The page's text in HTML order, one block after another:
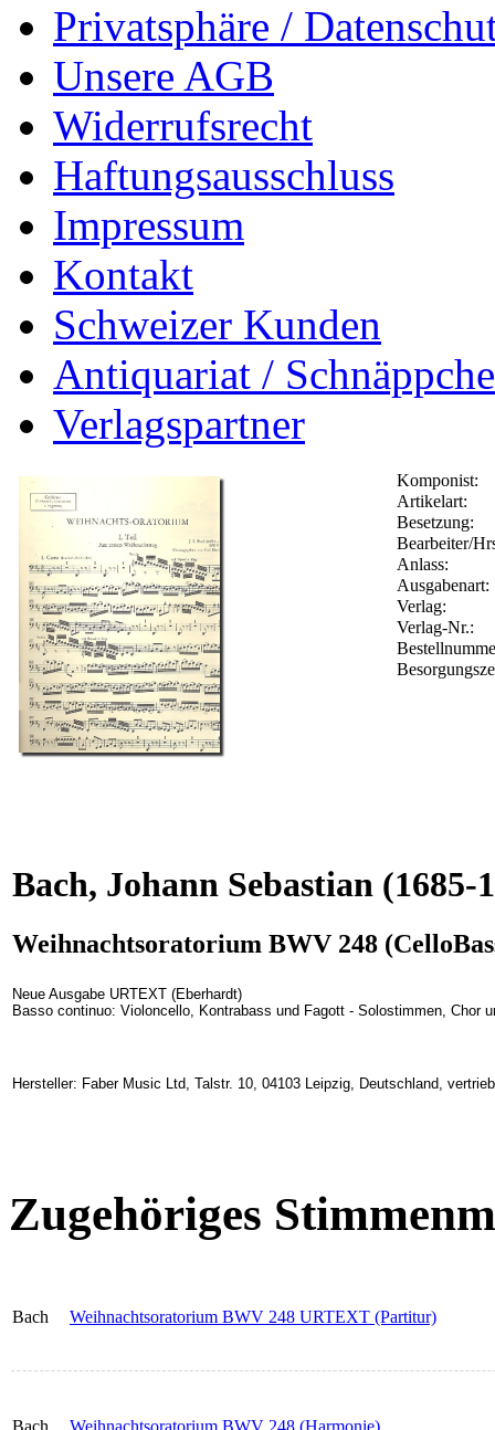
Privatsphäre /
Unsere AGB
Widerrufsrecht
Haftungsausschluss
Impressum
Kontakt
Schweizer Kunden
Antiquariat /
Verlagspartner
Komponist:
Artikelart:
Besetzung:
Bearbeiter/
Anlass:
Ausgabenart:
Verlag:
Verlag-Nr.:
Bach, Johann Sebastian (1685-
Weihnachtsoratorium BWV 248
Neue Ausgabe URTEXT (Eberhardt)
Basso continuo: Violoncello, Kontrabass und Fagott - Solostimmen, Chor
Hersteller: Faber Music Ltd, Talstr. 10, 04103 Leipzig, Deutschland,
Zugehöriges
Bach Weihnachtsoratorium BWV 248 URTEXT (Partitur)